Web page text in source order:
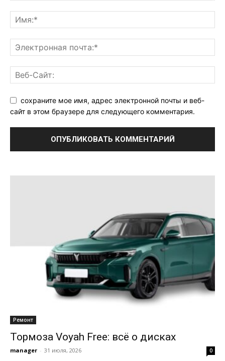
сохраните мое имя, адрес электронной почты и веб-
сайт в этом браузере для следующего комментария.
Ремонт
Тормоза Voyah Free: всё о дисках
manager - 31 июля, 2026 0